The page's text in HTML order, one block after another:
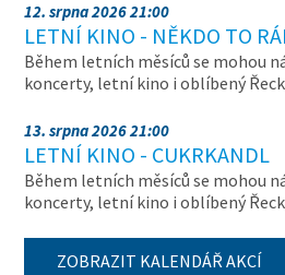
12. srpna 2026 21:00
LETNÍ KINO - NĚKDO TO
Během letních měsíců se mohou
koncerty, letní kino i oblíbený
13. srpna 2026 21:00
LETNÍ KINO - CUKRKANDL
Během letních měsíců se mohou
koncerty, letní kino i oblíbený
ZOBRAZIT KALENDÁŘ AKCÍ